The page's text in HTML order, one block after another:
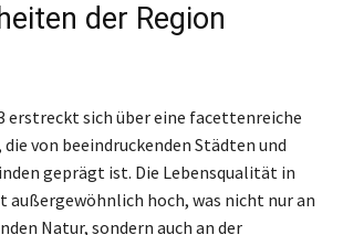
der Region
erstreckt sich über eine facettenreiche
von beeindruckenden Städten und
geprägt ist. Die Lebensqualität in
außergewöhnlich hoch, was nicht nur an
Natur, sondern auch an der